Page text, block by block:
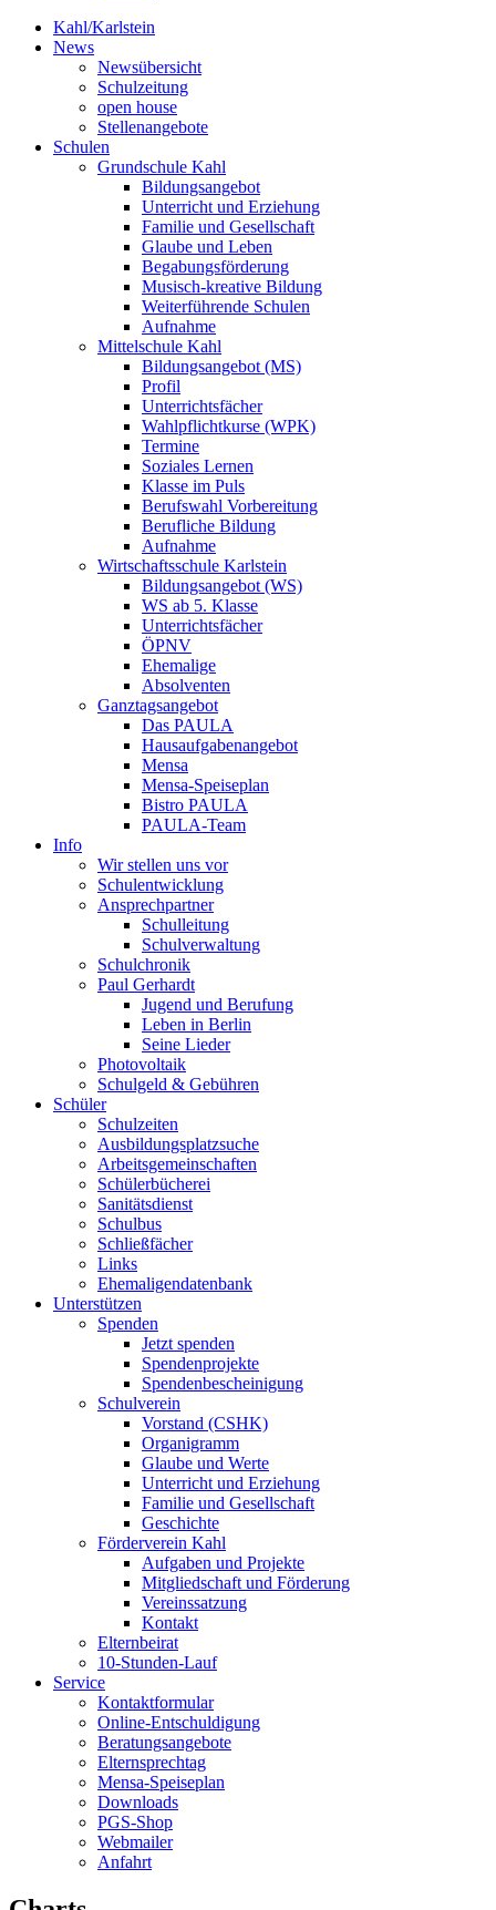
Kahl/Karlstein
News
Newsübersicht
Schulzeitung
open house
Stellenangebote
Schulen
Grundschule Kahl
Bildungsangebot
Unterricht und Erziehung
Familie und Gesellschaft
Glaube und Leben
Begabungsförderung
Musisch-kreative Bildung
Weiterführende Schulen
Aufnahme
Mittelschule Kahl
Bildungsangebot (MS)
Profil
Unterrichtsfächer
Wahlpflichtkurse (WPK)
Termine
Soziales Lernen
Klasse im Puls
Berufswahl Vorbereitung
Berufliche Bildung
Aufnahme
Wirtschaftsschule Karlstein
Bildungsangebot (WS)
WS ab 5. Klasse
Unterrichtsfächer
ÖPNV
Ehemalige
Absolventen
Ganztagsangebot
Das PAULA
Hausaufgabenangebot
Mensa
Mensa-Speiseplan
Bistro PAULA
PAULA-Team
Info
Wir stellen uns vor
Schulentwicklung
Ansprechpartner
Schulleitung
Schulverwaltung
Schulchronik
Paul Gerhardt
Jugend und Berufung
Leben in Berlin
Seine Lieder
Photovoltaik
Schulgeld & Gebühren
Schüler
Schulzeiten
Ausbildungsplatzsuche
Arbeitsgemeinschaften
Schülerbücherei
Sanitätsdienst
Schulbus
Schließfächer
Links
Ehemaligendatenbank
Unterstützen
Spenden
Jetzt spenden
Spendenprojekte
Spendenbescheinigung
Schulverein
Vorstand (CSHK)
Organigramm
Glaube und Werte
Unterricht und Erziehung
Familie und Gesellschaft
Geschichte
Förderverein Kahl
Aufgaben und Projekte
Mitgliedschaft und Förderung
Vereinssatzung
Kontakt
Elternbeirat
10-Stunden-Lauf
Service
Kontaktformular
Online-Entschuldigung
Beratungsangebote
Elternsprechtag
Mensa-Speiseplan
Downloads
PGS-Shop
Webmailer
Anfahrt